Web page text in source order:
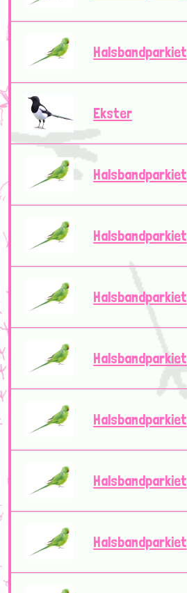
Halsbandparkiet
Ekster
Halsbandparkiet
Halsbandparkiet
Halsbandparkiet
Halsbandparkiet
Halsbandparkiet
Halsbandparkiet
Halsbandparkiet